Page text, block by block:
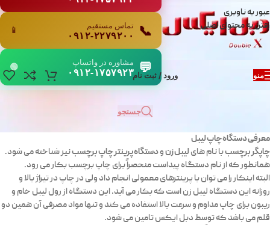
عبور به ناوبری
رفتن به محتوای اصلی
📞 تماس مستقیم
۰۹۱۲-۲۲۷۹۲۰۰ 📱
💬 مشاوره در واتساپ
۰۹۱۲-۱۷۵۷۹۲۳ 🟢
منو ورود / ثبت نام
جستجو
معرفی دستگاه چاپ لیبل
چاپگر برچسببا نام های لیبل زنودستگاه پرینتر چاپ برچسبنیز شناخته می شود.
همانطور که از نام دستگاه پیداست منحصراً برای چاپ برچسب بکار می رود.
البته اینکار را می توان با پرینترهای معمولی انجام داد ولی در چاپ در تیراژ بالا و
روزانه این دستگاه لیبل زن است که بکار می آید. این دستگاه از رول لیبل خام و
ریبون برای چاپ مداوم و سرعت بالا استفاده می کند و تنها مواد مصرفی آن همین دو
قلم می باشد که توسط دبل ایکس تامین می شود.